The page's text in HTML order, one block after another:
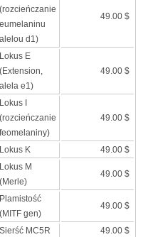
(rozcieńczanie
eumelaninu
alelou d1)
49.00 $
Lokus E
(Extension,
alela e1)
49.00 $
Lokus I
(rozcieńczanie
feomelaniny)
49.00 $
Lokus K 49.00 $
Lokus M
(Merle)
49.00 $
Plamistość
(MITF gen)
49.00 $
Sierść MC5R 49.00 $